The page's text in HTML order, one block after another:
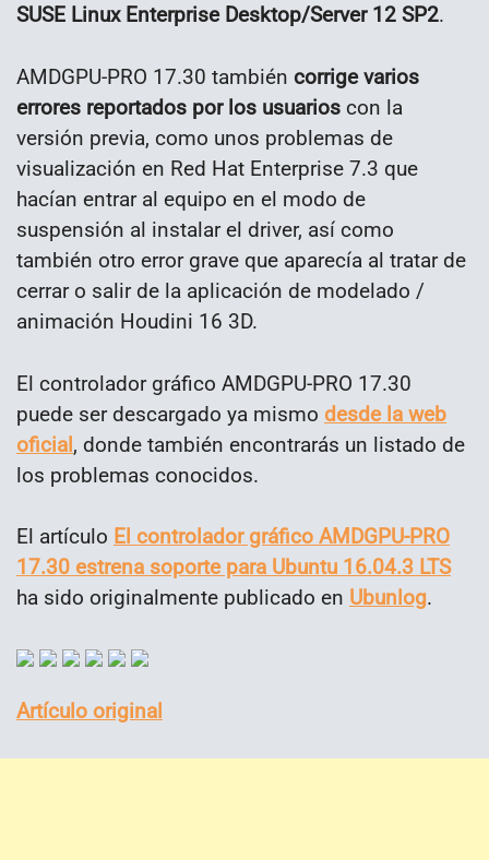
SUSE Linux Enterprise Desktop/Server 12 SP2.
AMDGPU-PRO 17.30 también corrige varios
errores reportados por los usuarios con la
versión previa, como unos problemas de
visualización en Red Hat Enterprise 7.3 que
hacían entrar al equipo en el modo de
suspensión al instalar el driver, así como
también otro error grave que aparecía al tratar de
cerrar o salir de la aplicación de modelado /
animación Houdini 16 3D.
El controlador gráfico AMDGPU-PRO 17.30
puede ser descargado ya mismo desde la web
oficial, donde también encontrarás un listado de
los problemas conocidos.
El artículo El controlador gráfico AMDGPU-PRO
17.30 estrena soporte para Ubuntu 16.04.3 LTS
ha sido originalmente publicado en Ubunlog.
Artículo original